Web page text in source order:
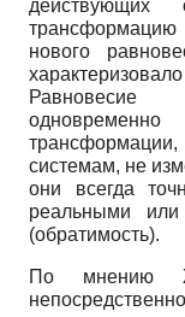
нового
Равновесие
системам, не
они всегда
реальными
(обратимость).
По мнению